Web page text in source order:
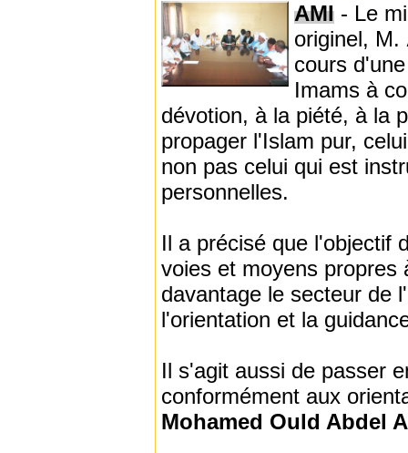
AMI - Le
originel, M.
cours
Imams à
dévotion, à la piété, à la
propager l'Islam pur,
non pas celui qui est
personnelles.
Il a précisé que l'objectif
voies et moyens propres
davantage le secteur de
l'orientation et la
Il s'agit aussi de passer
conformément aux
Mohamed Ould Abdel